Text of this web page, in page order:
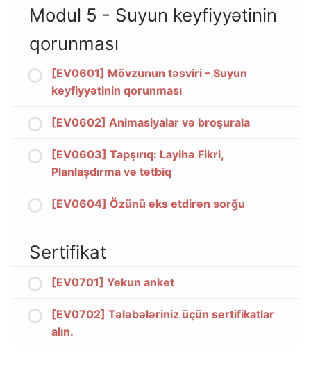
Modul 5 - Suyun keyfiyyətinin
qorunması
[EV0601] Mövzunun təsviri – Suyun
keyfiyyətinin qorunması
[EV0602] Animasiyalar və broşurala
[EV0603] Tapşırıq: Layihə Fikri,
Planlaşdırma və tətbiq
[EV0604] Özünü əks etdirən sorğu
Sertifikat
[EV0701] Yekun anket
[EV0702] Tələbələriniz üçün sertifikatlar
alın.